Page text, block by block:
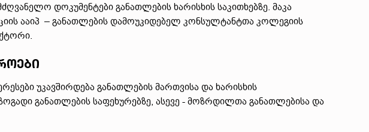
დოკუმენტები განათლების ხარისხის საკითხებზე. მაკა
ააიპ – განათლების დამოუკიდებელ კონსულტანტთა კოლეგიის
უკავშირდება განათლების მართვისა და ხარისხის
განათლების საფეხურებზე, ასევე - მოზრდილთა განათლებისა და